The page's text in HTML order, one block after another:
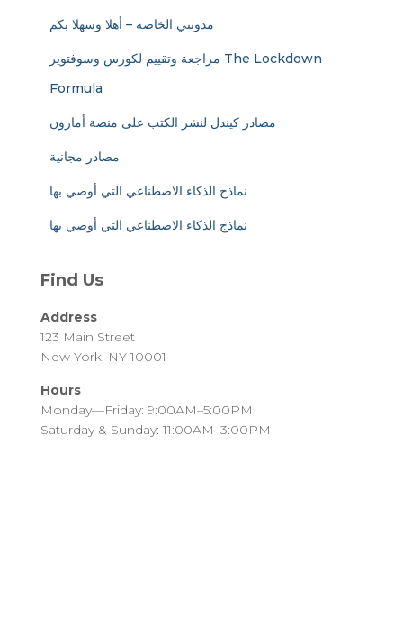
مدونتي الخاصة – أهلا وسهلا بكم
مراجعة وتقييم لكورس وسوفتوير The Lockdown
Formula
مصادر كيندل لنشر الكتب على منصة أمازون
مصادر مجانية
نماذج الذكاء الاصطناعي التي أوصي بها
نماذج الذكاء الاصطناعي التي أوصي بها
Find Us
Address
123 Main Street
New York, NY 10001
Hours
Monday—Friday: 9:00AM–5:00PM
Saturday & Sunday: 11:00AM–3:00PM